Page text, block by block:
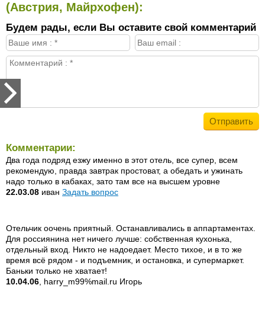
(Австрия, Майрхофен):
Будем рады, если Вы оставите свой комментарий
Комментарии:
Два года подряд езжу именно в этот отель, все супер, всем
рекомендую, правда завтрак простоват, а обедать и ужинать
надо только в кабаках, зато там все на высшем уровне
22.03.08 иван Задать вопрос
Отельчик оочень приятный. Останавливались в аппартаментах.
Для россиянина нет ничего лучше: собственная кухонька,
отдельный вход. Никто не надоедает. Место тихое, и в то же
время всё рядом - и подъемник, и остановка, и супермаркет.
Баньки только не хватает!
10.04.06 , harry_m99%mail.ru Игорь